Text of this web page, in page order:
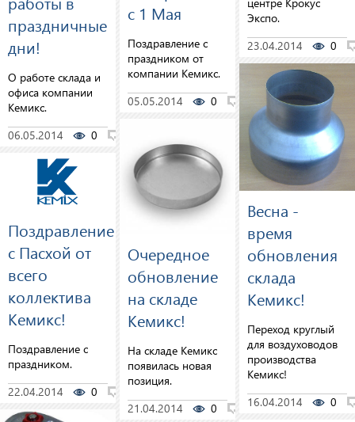
праздничные
дни!
О работе склада и
офиса компании
Кемикс.
06.05.2014
0
Поздравление
с Пасхой от
всего
коллектива
Кемикс!
Поздравление с
праздником.
22.04.2014
0
с 1 Мая
Поздравление с
праздником от
компании Кемикс.
05.05.2014
0
Очередное
обновление
на складе
Кемикс!
На складе Кемикс
появилась новая
позиция.
21.04.2014
0 0
Экспо.
23.04.2014
0
Весна -
время
обновления
склада
Кемикс!
Переход круглый
для воздуховодов
производства
Кемикс!
16.04.2014
0